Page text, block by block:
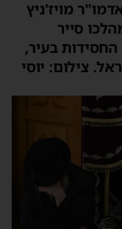
מויז'ניץ
סייר
בעיר,
צילום: יוסי